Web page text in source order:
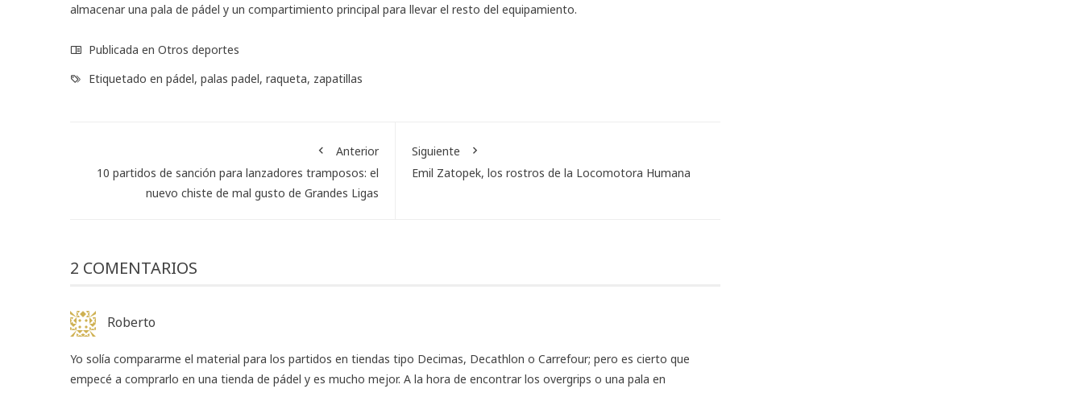
almacenar una pala de pádel y un compartimiento principal para llevar el resto del equipamiento.
Publicada en Otros deportes
Etiquetado en pádel, palas padel, raqueta, zapatillas
Anterior
10 partidos de sanción para lanzadores tramposos: el
nuevo chiste de mal gusto de Grandes Ligas
Siguiente
Emil Zatopek, los rostros de la Locomotora Humana
2 COMENTARIOS
Roberto
Yo solía compararme el material para los partidos en tiendas tipo Decimas, Decathlon o Carrefour; pero es cierto que
empecé a comprarlo en una tienda de pádel y es mucho mejor. A la hora de encontrar los overgrips o una pala en